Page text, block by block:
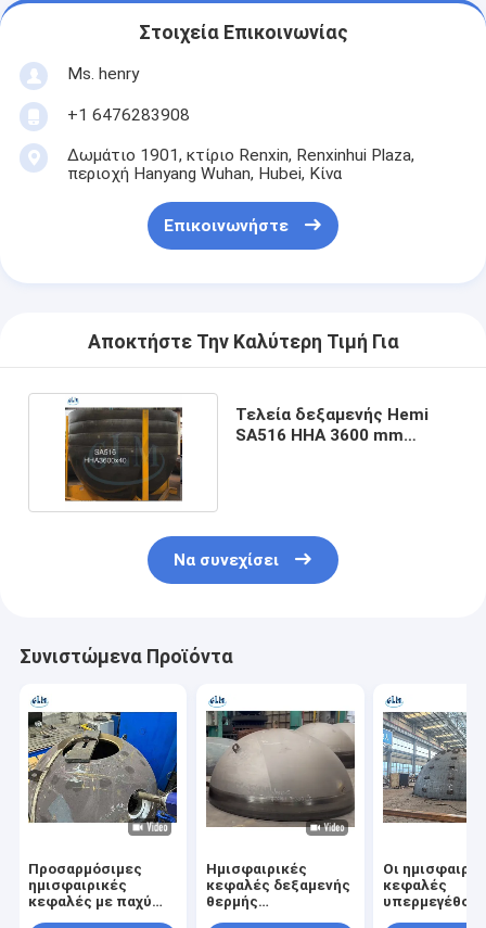
Στοιχεία Επικοινωνίας
Ms. henry
+1 6476283908
Δωμάτιο 1901, κτίριο Renxin, Renxinhui Plaza,
περιοχή Hanyang Wuhan, Hubei, Κίνα
Επικοινωνήστε
Αποκτήστε Την Καλύτερη Τιμή Για
Τελεία δεξαμενής Hemi
SA516 HHA 3600 mm
Να συνεχίσει
Συνιστώμενα Προϊόντα
Προσαρμόσιμες
ημισφαιρικές
κεφαλές με παχύ
Ημισφαιρικές
κεφαλές δεξαμενής
θερμής
Οι
κεφαλές